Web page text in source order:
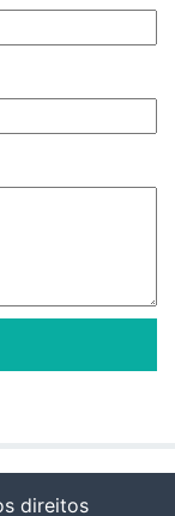
direitos